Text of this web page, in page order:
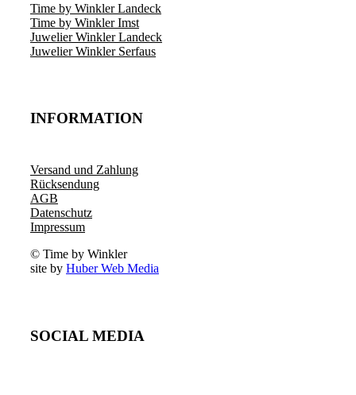
Time by Winkler Landeck
Time by Winkler Imst
Juwelier Winkler Landeck
Juwelier Winkler Serfaus
INFORMATION
Versand und Zahlung
Rücksendung
AGB
Datenschutz
Impressum
© Time by Winkler
site by Huber Web Media
SOCIAL MEDIA